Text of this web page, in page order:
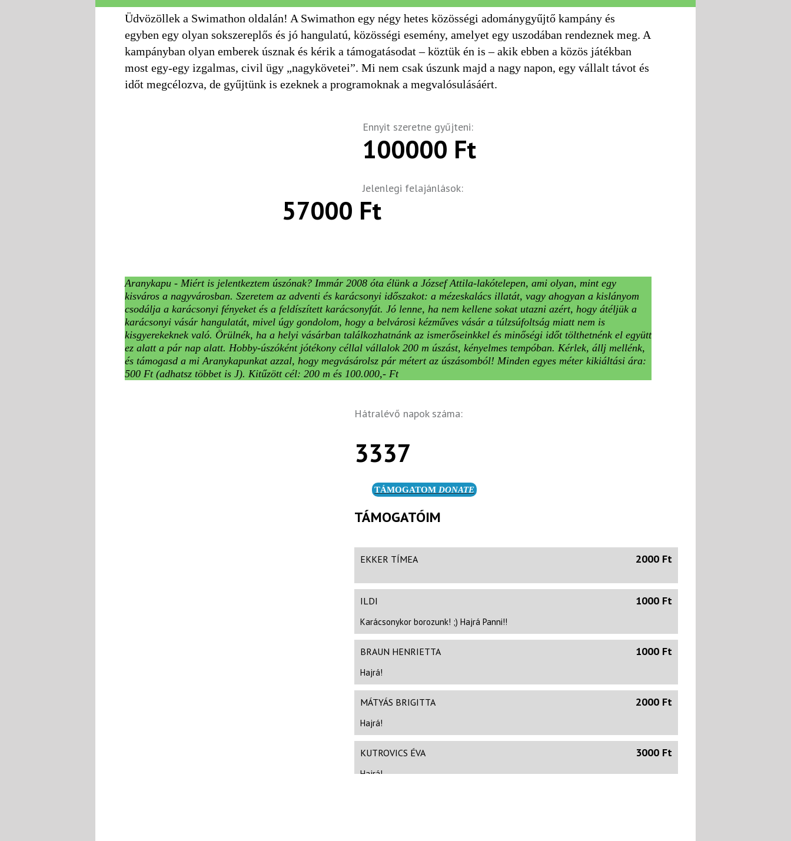
Üdvözöllek a Swimathon oldalán! A Swimathon egy négy hetes közösségi adománygyűjtő kampány és
egyben egy olyan sokszereplős és jó hangulatú, közösségi esemény, amelyet egy uszodában rendeznek meg. A
kampányban olyan emberek úsznak és kérik a támogatásodat – köztük én is – akik ebben a közös játékban
most egy-egy izgalmas, civil ügy „nagykövetei”. Mi nem csak úszunk majd a nagy napon, egy vállalt távot és
időt megcélozva, de gyűjtünk is ezeknek a programoknak a megvalósulásáért.
Aranykapu - Miért is jelentkeztem úszónak? Immár 2008 óta élünk a József Attila-lakótelepen, ami olyan, mint egy
kisváros a nagyvárosban. Szeretem az adventi és karácsonyi időszakot: a mézeskalács illatát, vagy ahogyan a kislányom
csodálja a karácsonyi fényeket és a feldíszített karácsonyfát. Jó lenne, ha nem kellene sokat utazni azért, hogy átéljük a
karácsonyi vásár hangulatát, mivel úgy gondolom, hogy a belvárosi kézműves vásár a túlzsúfoltság miatt nem is
kisgyerekeknek való. Örülnék, ha a helyi vásárban találkozhatnánk az ismerőseinkkel és minőségi időt tölthetnénk el együtt
ez alatt a pár nap alatt. Hobby-úszóként jótékony céllal vállalok 200 m úszást, kényelmes tempóban. Kérlek, állj mellénk,
és támogasd a mi Aranykapunkat azzal, hogy megvásárolsz pár métert az úszásomból! Minden egyes méter kikiáltási ára:
500 Ft (adhatsz többet is J). Kitűzött cél: 200 m és 100.000,- Ft
Ennyit szeretne gyűjteni:
100000 Ft
Jelenlegi felajánlások:
57000 Ft
Hátralévő napok száma:
3337
TÁMOGATOM DONATE
TÁMOGATÓIM
EKKER TÍMEA 2000 Ft
ILDI 1000 Ft
Karácsonykor borozunk! ;) Hajrá Panni!!
BRAUN HENRIETTA 1000 Ft
Hajrá!
MÁTYÁS BRIGITTA 2000 Ft
Hajrá!
KUTROVICS ÉVA 3000 Ft
Hajrá!